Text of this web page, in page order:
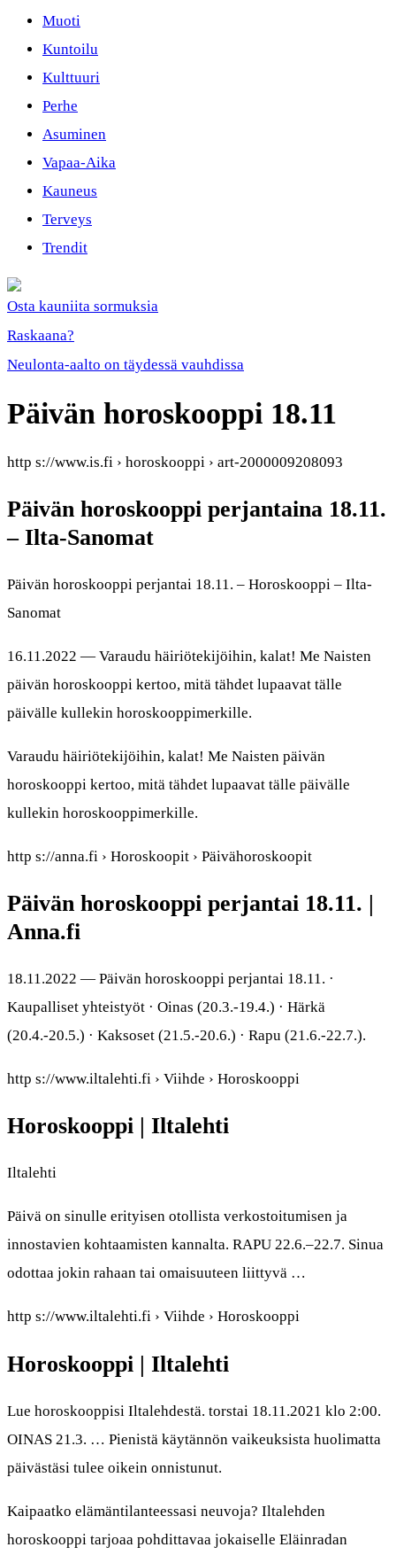
Muoti
Kuntoilu
Kulttuuri
Perhe
Asuminen
Vapaa-Aika
Kauneus
Terveys
Trendit
Osta kauniita sormuksia
Raskaana?
Neulonta-aalto on täydessä vauhdissa
Päivän horoskooppi 18.11
http s://www.is.fi › horoskooppi › art-2000009208093
Päivän horoskooppi perjantaina 18.11.
– Ilta-Sanomat
Päivän horoskooppi perjantai 18.11. – Horoskooppi – Ilta-
Sanomat
16.11.2022 — Varaudu häiriötekijöihin, kalat! Me Naisten
päivän horoskooppi kertoo, mitä tähdet lupaavat tälle
päivälle kullekin horoskooppimerkille.
Varaudu häiriötekijöihin, kalat! Me Naisten päivän
horoskooppi kertoo, mitä tähdet lupaavat tälle päivälle
kullekin horoskooppimerkille.
http s://anna.fi › Horoskoopit › Päivähoroskoopit
Päivän horoskooppi perjantai 18.11. |
Anna.fi
18.11.2022 — Päivän horoskooppi perjantai 18.11. ·
Kaupalliset yhteistyöt · Oinas (20.3.-19.4.) · Härkä
(20.4.-20.5.) · Kaksoset (21.5.-20.6.) · Rapu (21.6.-22.7.).
http s://www.iltalehti.fi › Viihde › Horoskooppi
Horoskooppi | Iltalehti
Iltalehti
Päivä on sinulle erityisen otollista verkostoitumisen ja
innostavien kohtaamisten kannalta. RAPU 22.6.–22.7. Sinua
odottaa jokin rahaan tai omaisuuteen liittyvä …
http s://www.iltalehti.fi › Viihde › Horoskooppi
Horoskooppi | Iltalehti
Lue horoskooppisi Iltalehdestä. torstai 18.11.2021 klo 2:00.
OINAS 21.3. … Pienistä käytännön vaikeuksista huolimatta
päivästäsi tulee oikein onnistunut.
Kaipaatko elämäntilanteessasi neuvoja? Iltalehden
horoskooppi tarjoaa pohdittavaa jokaiselle Eläinradan